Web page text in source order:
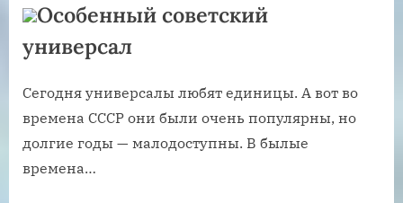
Особенный советский
универсал
Сегодня универсалы любят единицы. А вот во
времена СССР они были очень популярны, но
долгие годы — малодоступны. В былые
времена…